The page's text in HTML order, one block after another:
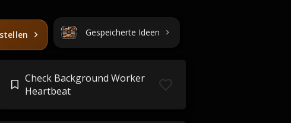
Gespeicherte Ideen
Check Background Worker
Heartbeat